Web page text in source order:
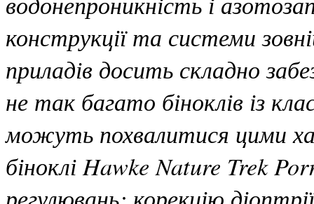
конструкції та системи
приладів досить складно
не так багато біноклів із
можуть похвалитися цими
біноклі Hawke Nature Trek